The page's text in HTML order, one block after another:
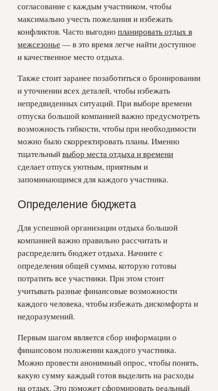
согласование с каждым участником, чтобы
максимально учесть пожелания и избежать
конфликтов. Часто выгодно планировать отдых в
межсезонье — в это время легче найти доступное
и качественное место отдыха.
Также стоит заранее позаботиться о бронировании
и уточнении всех деталей, чтобы избежать
непредвиденных ситуаций. При выборе времени
отпуска большой компанией важно предусмотреть
возможность гибкости, чтобы при необходимости
можно было скорректировать планы. Именно
тщательныйвыбор места отдыха и времени
сделает отпуск уютным, приятным и
запоминающимся для каждого участника.
Определение бюджета
Для успешной организации отдыха большой
компанией важно правильно рассчитать и
распределить бюджет отдыха. Начните с
определения общей суммы, которую готовы
потратить все участники. При этом стоит
учитывать разные финансовые возможности
каждого человека, чтобы избежать дискомфорта и
недоразумений.
Первым шагом является сбор информации о
финансовом положении каждого участника.
Можно провести анонимный опрос, чтобы понять,
какую сумму каждый готов выделить на расходы
на отдых. Это поможет сформировать реальный